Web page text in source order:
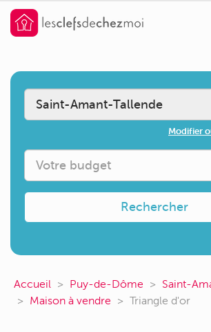
Modifier
Rechercher
Accueil Puy-de-Dôme
Saint-
Maison à vendre
Triangle d'or